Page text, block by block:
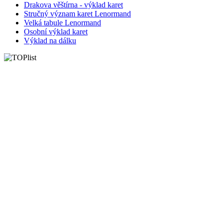
Drakova věštírna - výklad karet
Stručný význam karet Lenormand
Velká tabule Lenormand
Osobní výklad karet
Výklad na dálku